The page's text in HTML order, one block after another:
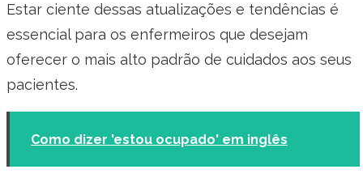
Estar ciente dessas atualizações e tendências é
essencial para os enfermeiros que desejam
oferecer o mais alto padrão de cuidados aos seus
pacientes.
Como dizer 'estou ocupado' em inglês